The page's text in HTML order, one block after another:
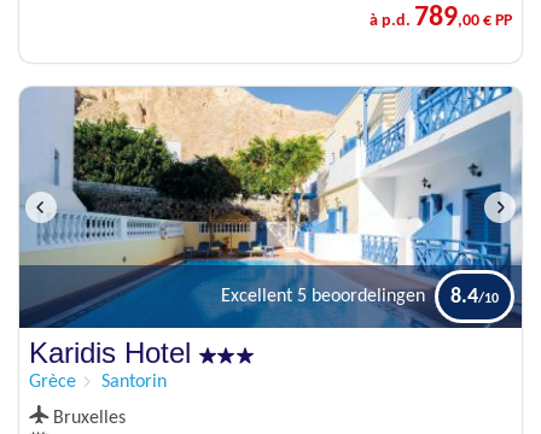
à p.d. 789,00 € PP
Excellent 5 beoordelingen 8.4
Karidis Hotel
Grèce
Santorin
Bruxelles